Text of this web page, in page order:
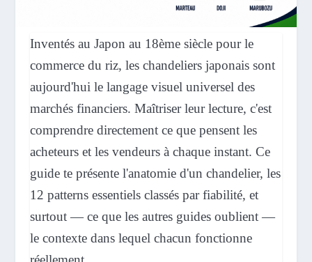
Inventés au Japon au 18ème siècle pour le
commerce du riz, les chandeliers japonais sont
aujourd'hui le langage visuel universel des
marchés financiers. Maîtriser leur lecture, c'est
comprendre directement ce que pensent les
acheteurs et les vendeurs à chaque instant. Ce
guide te présente l'anatomie d'un chandelier, les
12 patterns essentiels classés par fiabilité, et
surtout — ce que les autres guides oublient —
le contexte dans lequel chacun fonctionne